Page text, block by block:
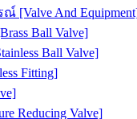
[Valve And
Ball Valve]
Ball Valve]
Fitting]
Reducing Valve]